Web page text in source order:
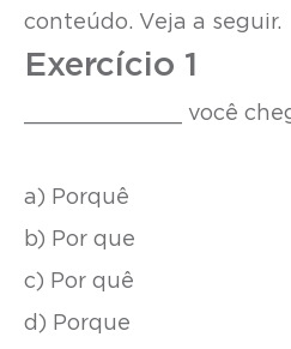
conteúdo. Veja a seguir.
Exercício 1
____________ você
a) Porquê
b) Por que
c) Por quê
d) Porque